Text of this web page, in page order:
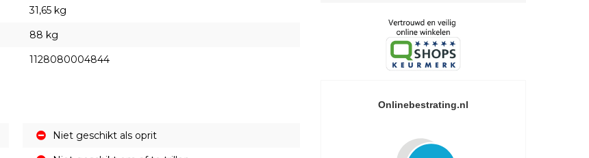
31,65 kg
88 kg
1128080004844
Niet geschikt als oprit
Onlinebestrating.nl